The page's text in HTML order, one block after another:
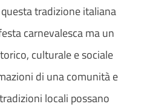
tradizione italiana
carnevalesca ma un
culturale e sociale
di una comunità e
locali possano